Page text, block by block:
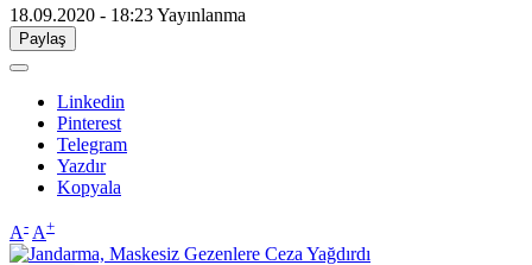
18.09.2020 - 18:23Yayınlanma
Paylaş
Linkedin
Pinterest
Telegram
Yazdır
Kopyala
A- A+